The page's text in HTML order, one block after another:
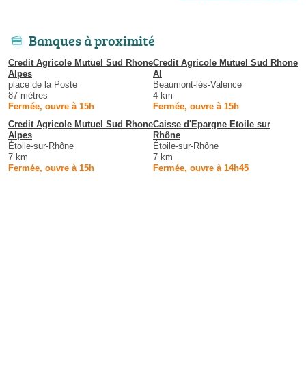
Banques à proximité
Credit Agricole Mutuel Sud Rhone
Alpes
place de la Poste
87 mètres
Fermée, ouvre à 15h
Credit Agricole Mutuel Sud Rhone
Al
Beaumont-lès-Valence
4 km
Fermée, ouvre à 15h
Credit Agricole Mutuel Sud Rhone
Alpes
Étoile-sur-Rhône
7 km
Fermée, ouvre à 15h
Caisse d'Epargne Etoile sur
Rhône
Étoile-sur-Rhône
7 km
Fermée, ouvre à 14h45